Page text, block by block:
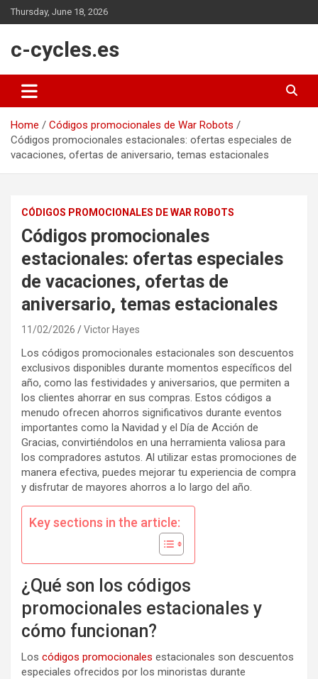
Skip
to
Thursday, June 18, 2026
c-cycles.es
Home
Códigos promocionales de War Robots
Códigos promocionales estacionales: ofertas especiales de
vacaciones, ofertas de aniversario, temas estacionales
CÓDIGOS PROMOCIONALES DE WAR ROBOTS
Códigos promocionales
estacionales: ofertas especiales
de vacaciones, ofertas de
aniversario, temas estacionales
11/02/2026 Victor Hayes
Los códigos promocionales estacionales son descuentos
exclusivos disponibles durante momentos específicos del
año, como las festividades y aniversarios, que permiten a
los clientes ahorrar en sus compras. Estos códigos a
menudo ofrecen ahorros significativos durante eventos
importantes como la Navidad y el Día de Acción de
Gracias, convirtiéndolos en una herramienta valiosa para
los compradores astutos. Al utilizar estas promociones de
manera efectiva, puedes mejorar tu experiencia de compra
y disfrutar de mayores ahorros a lo largo del año.
Key sections in the article:
¿Qué son los códigos
promocionales estacionales y
cómo funcionan?
Los códigos promocionales estacionales son descuentos
especiales ofrecidos por los minoristas durante